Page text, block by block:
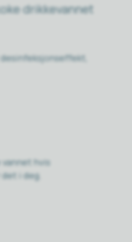
drikkevannet
hvis
i deg.